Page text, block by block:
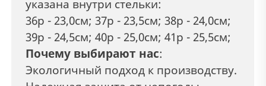
указана внутри стельки:
36р - 23,0см; 37р - 23,5см; 38р - 24,0см;
39р - 24,5см; 40р - 25,0см; 41р - 25,5см;
Почему выбирают нас:
Экологичный подход к производству.